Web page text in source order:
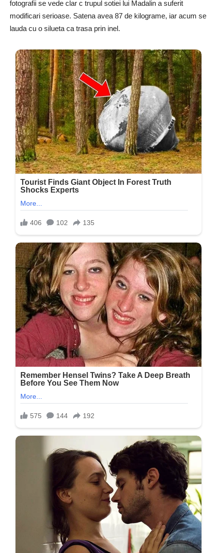
fotografii se vede clar c trupul sotiei lui Madalin a suferit
modificari serioase. Satena avea 87 de kilograme, iar acum se
lauda cu o silueta ca trasa prin inel.